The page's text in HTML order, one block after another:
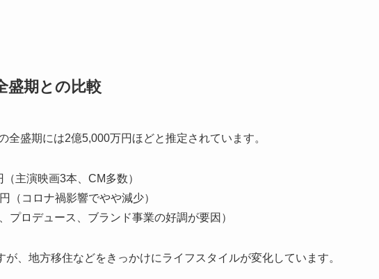
盛期との比較
盛期には2億5,000万円ほどと推定されています。
（主演映画3本、CM多数）
（コロナ禍影響でやや減少）
プロデュース、ブランド事業の好調が要因）
、地方移住などをきっかけにライフスタイルが変化しています。